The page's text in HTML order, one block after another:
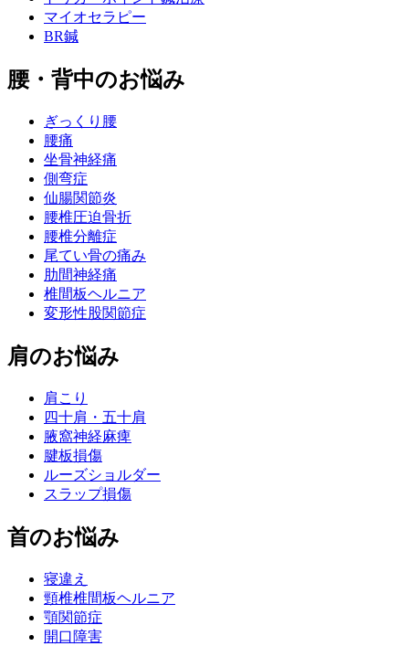
マイオセラピー
BR鍼
腰・背中のお悩み
ぎっくり腰
腰痛
坐骨神経痛
側弯症
仙腸関節炎
腰椎圧迫骨折
腰椎分離症
尾てい骨の痛み
肋間神経痛
椎間板ヘルニア
変形性股関節症
肩のお悩み
肩こり
四十肩・五十肩
腋窩神経麻痺
腱板損傷
ルーズショルダー
スラップ損傷
首のお悩み
寝違え
頸椎椎間板ヘルニア
顎関節症
開口障害